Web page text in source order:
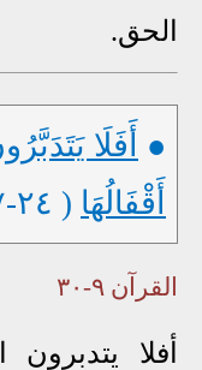
الحق.
● أَفَلَا
أَقْفَالُهَا ( ٢٤-٤٧ )
القرآن ٩-٣٠
أفلا